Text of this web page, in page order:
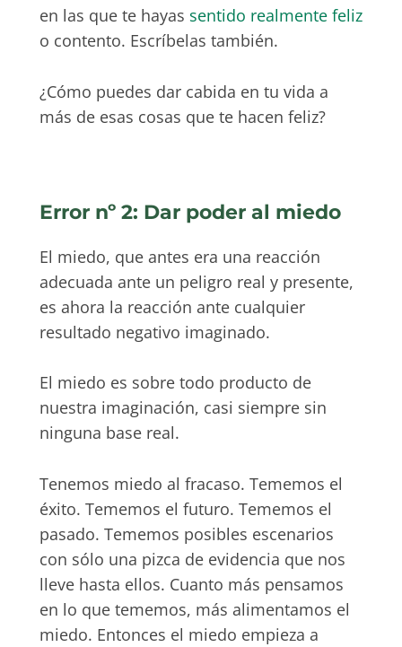
en las que te hayas sentido realmente feliz
o contento. Escríbelas también.
¿Cómo puedes dar cabida en tu vida a
más de esas cosas que te hacen feliz?
Error nº 2: Dar poder al miedo
El miedo, que antes era una reacción
adecuada ante un peligro real y presente,
es ahora la reacción ante cualquier
resultado negativo imaginado.
El miedo es sobre todo producto de
nuestra imaginación, casi siempre sin
ninguna base real.
Tenemos miedo al fracaso. Tememos el
éxito. Tememos el futuro. Tememos el
pasado. Tememos posibles escenarios
con sólo una pizca de evidencia que nos
lleve hasta ellos. Cuanto más pensamos
en lo que tememos, más alimentamos el
miedo. Entonces el miedo empieza a